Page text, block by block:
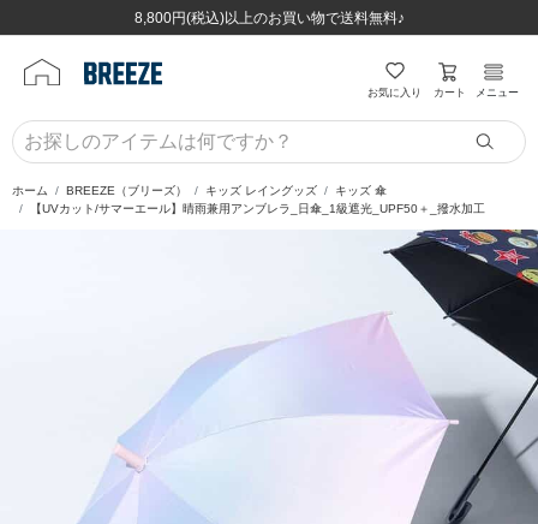
8,800円(税込)以上のお買い物で送料無料♪
ほぼ全品半額！！8/12(水)お昼12:59まで！！
8,800円(税込)以上のお買い物で送料無料♪
ほぼ全品半額！！8/12(水)お昼12:59まで！！
お気に入り カート メニュー
ホーム BREEZE（ブリーズ） キッズ レイングッズ
キッズ 傘
【UVカット/サマーエール】晴雨兼用アンブレラ_日傘_1級遮光_UPF50＋_撥水加工